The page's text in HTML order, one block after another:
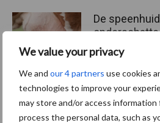
We value your privacy
We and our 4 partners use cookies
technologies to improve your
may store and/or access information
process the personal data, such as
De
voor mastitis
Themapagina's